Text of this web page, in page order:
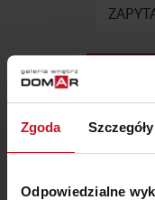
Zgoda Szczegóły
Odpowiedzialne